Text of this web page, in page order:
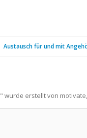
Austausch für und mit
" wurde erstellt von motivate,